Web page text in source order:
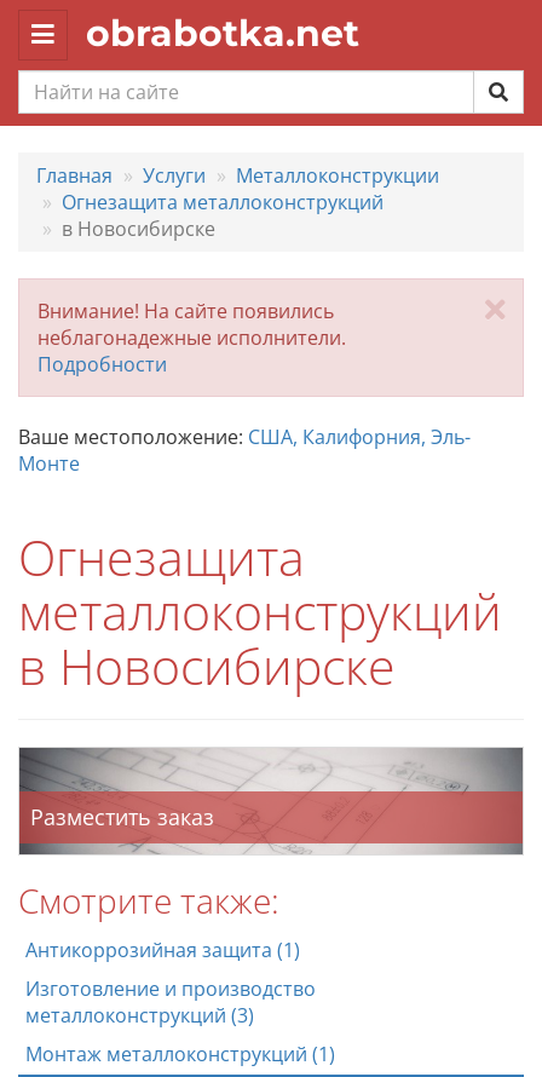
Toggle
navigation
obrabotka.net
Главная Услуги
Металлоконструкции
Огнезащита металлоконструкций
в Новосибирске
Внимание! На сайте появились
неблагонадежные исполнители.
Подробности
Ваше местоположение: США, Калифорния, Эль-
Монте
Огнезащита
металлоконструкций
в Новосибирске
Разместить заказ
Смотрите также:
Антикоррозийная защита (1)
Изготовление и производство
металлоконструкций (3)
Монтаж металлоконструкций (1)